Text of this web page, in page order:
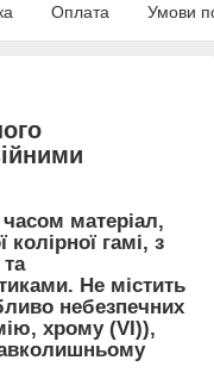
Оплата Умови
матеріал,
гамі, з
Не містить
небезпечних
хрому (VI)),